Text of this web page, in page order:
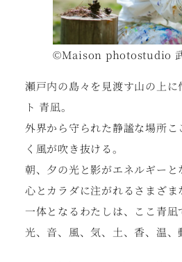
©Maison photostudio
瀬戸内の島々を見渡す山の上に
ト 青凪。
外界から守られた静謐な場所こ
く風が吹き抜ける。
朝、夕の光と影がエネルギーと
心とカラダに注がれるさまざま
一体となるわたしは、ここ青凪
光、音、風、気、土、香、温、